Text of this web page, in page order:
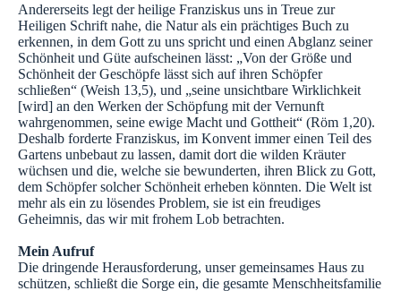
Andererseits legt der heilige Franziskus uns in Treue zur
Heiligen Schrift nahe, die Natur als ein prächtiges Buch zu
erkennen, in dem Gott zu uns spricht und einen Abglanz seiner
Schönheit und Güte aufscheinen lässt: „Von der Größe und
Schönheit der Geschöpfe lässt sich auf ihren Schöpfer
schließen“ (Weish 13,5), und „seine unsichtbare Wirklichkeit
[wird] an den Werken der Schöpfung mit der Vernunft
wahrgenommen, seine ewige Macht und Gottheit“ (Röm 1,20).
Deshalb forderte Franziskus, im Konvent immer einen Teil des
Gartens unbebaut zu lassen, damit dort die wilden Kräuter
wüchsen und die, welche sie bewunderten, ihren Blick zu Gott,
dem Schöpfer solcher Schönheit erheben könnten. Die Welt ist
mehr als ein zu lösendes Problem, sie ist ein freudiges
Geheimnis, das wir mit frohem Lob betrachten.
Mein Aufruf
Die dringende Herausforderung, unser gemeinsames Haus zu
schützen, schließt die Sorge ein, die gesamte Menschheitsfamilie